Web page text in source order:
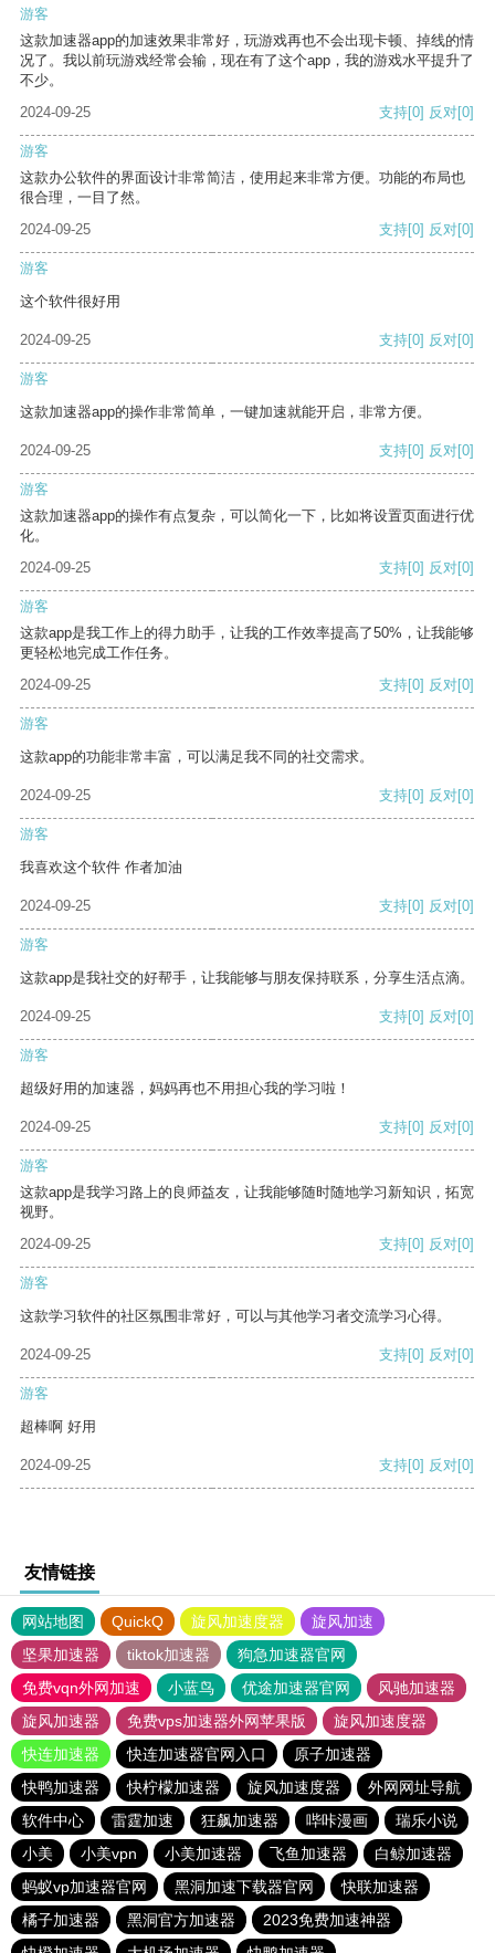
游客
这款加速器app的加速效果非常好，玩游戏再也不会出现卡顿、掉线的情
况了。我以前玩游戏经常会输，现在有了这个app，我的游戏水平提升了
不少。
2024-09-25
支持[0] 反对[0]
游客
这款办公软件的界面设计非常简洁，使用起来非常方便。功能的布局也
很合理，一目了然。
2024-09-25
支持[0] 反对[0]
游客
这个软件很好用
2024-09-25 支持[0] 反对[0]
游客
这款加速器app的操作非常简单，一键加速就能开启，非常方便。
2024-09-25 支持[0] 反对[0]
游客
这款加速器app的操作有点复杂，可以简化一下，比如将设置页面进行优
化。
2024-09-25
支持[0] 反对[0]
游客
这款app是我工作上的得力助手，让我的工作效率提高了50%，让我能够
更轻松地完成工作任务。
2024-09-25
支持[0] 反对[0]
游客
这款app的功能非常丰富，可以满足我不同的社交需求。
2024-09-25 支持[0] 反对[0]
游客
我喜欢这个软件 作者加油
2024-09-25 支持[0] 反对[0]
游客
这款app是我社交的好帮手，让我能够与朋友保持联系，分享生活点滴。
2024-09-25 支持[0] 反对[0]
游客
超级好用的加速器，妈妈再也不用担心我的学习啦！
2024-09-25 支持[0] 反对[0]
游客
这款app是我学习路上的良师益友，让我能够随时随地学习新知识，拓宽
视野。
2024-09-25
支持[0] 反对[0]
游客
这款学习软件的社区氛围非常好，可以与其他学习者交流学习心得。
2024-09-25 支持[0] 反对[0]
游客
超棒啊 好用
2024-09-25 支持[0] 反对[0]
友情链接
网站地图 QuickQ 旋风加速度器
旋风加速
坚果加速器
tiktok加速器
狗急加速器官网
免费vqn外网加速
小蓝鸟 优途加速器官网
风驰加速器
旋风加速器
免费vps加速器外网苹果版
旋风加速度器
快连加速器
快连加速器官网入口
原子加速器
快鸭加速器
快柠檬加速器 旋风加速度器
外网网址导航
软件中心
雷霆加速 狂飙加速器 哔咔漫画
瑞乐小说
小美
小美vpn 小美加速器 飞鱼加速器
白鲸加速器
蚂蚁vp加速器官网
黑洞加速下载器官网
快联加速器
橘子加速器
黑洞官方加速器
2023免费加速神器